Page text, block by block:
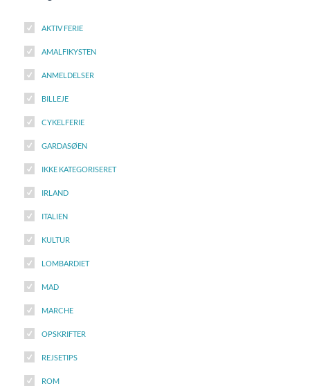
AKTIV FERIE
AMALFIKYSTEN
ANMELDELSER
BILLEJE
CYKELFERIE
GARDASØEN
IKKE KATEGORISERET
IRLAND
ITALIEN
KULTUR
LOMBARDIET
MAD
MARCHE
OPSKRIFTER
REJSETIPS
ROM